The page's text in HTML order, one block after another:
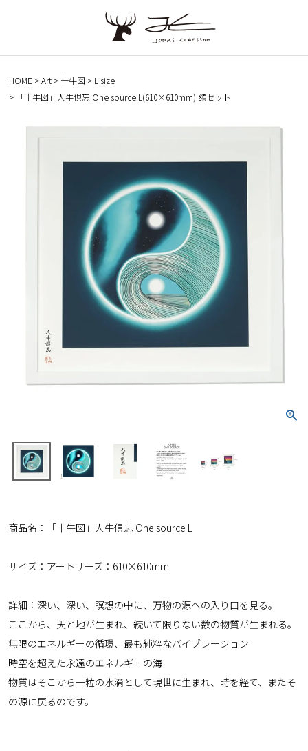
HOME Art 十牛図
L size
「十牛図」人牛倶忘 One source L(610×610mm) 額セット
商品名：「十牛図」人牛倶忘 One source L
サイズ：アートサーズ：610×610mm
詳細：深い、深い、瞑想の中に、万物の源への入り口を見る。
ここから、天と地が生まれ、続いて限りない数の物質が生まれる。
無限のエネルギーの循環、最も純粋なバイブレーション
時空を超えた永遠のエネルギーの海
物質はそこから一粒の水滴として現世に生まれ、時を経て、またそ
の源に戻るのです。